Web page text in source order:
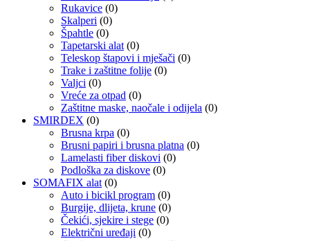
Rukavice (0)
Skalperi (0)
Špahtle (0)
Tapetarski alat (0)
Teleskop štapovi i mješači (0)
Trake i zaštitne folije (0)
Valjci (0)
Vreće za otpad (0)
Zaštitne maske, naočale i odijela (0)
SMIRDEX (0)
Brusna krpa (0)
Brusni papiri i brusna platna (0)
Lamelasti fiber diskovi (0)
Podloška za diskove (0)
SOMAFIX alat (0)
Auto i bicikl program (0)
Burgije, dlijeta, krune (0)
Čekići, sjekire i stege (0)
Električni uređaji (0)